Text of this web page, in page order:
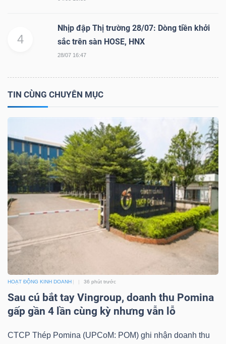
4
Nhịp đập Thị trường 28/07: Dòng tiền khởi
sắc trên sàn HOSE, HNX
28/07 16:47
TIN CÙNG CHUYÊN MỤC
HOẠT ĐỘNG KINH DOANH 36 phút trước
Sau cú bắt tay Vingroup, doanh thu Pomina
gấp gần 4 lần cùng kỳ nhưng vẫn lỗ
CTCP Thép Pomina (UPCoM: POM) ghi nhận doanh thu
DÙNG
THIẾT
YẾU
CHĂM
SÓC
KHỎE
TÀI